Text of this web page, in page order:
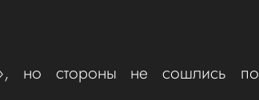
но стороны не сошлись по